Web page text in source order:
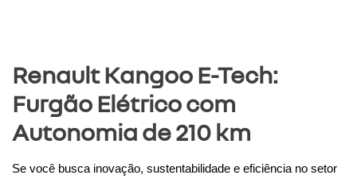
Renault Kangoo E-Tech:
Furgão Elétrico com
Autonomia de 210 km
Se você busca inovação, sustentabilidade e eficiência no setor